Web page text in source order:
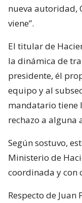
nueva autoridad,
viene”.
El titular de
la dinámica de
presidente, él
equipo y al
mandatario tiene
rechazo a alguna
Según sostuvo,
Ministerio de
coordinada y con
Respecto de